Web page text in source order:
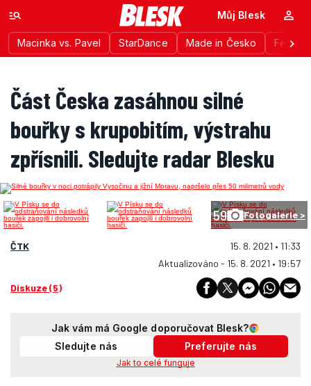
Macinka vs. Pavel StarDance Made in Česko
Můj Blesk
Část Česka zasáhnou silné
bouřky s krupobitím, výstrahu
zpřísnili. Sledujte radar Blesku
59 Fotogalerie >
ČTK
15. 8. 2021 • 11:33
Aktualizováno - 15. 8. 2021 • 19:57
Diskuze (5)
Jak vám má Google doporučovat Blesk?
Sledujte nás
Preferujte nás
Jak to celé funguje